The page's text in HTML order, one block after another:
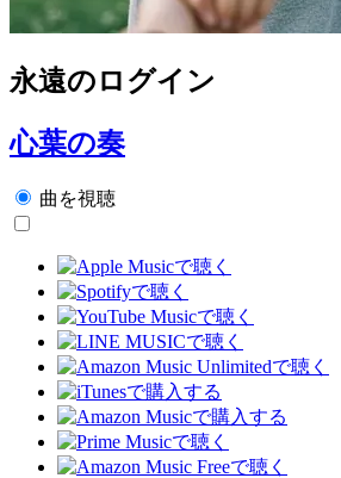
永遠のログイン
心葉の奏
曲を視聴